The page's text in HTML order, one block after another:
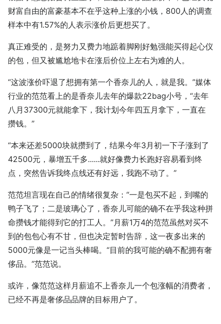
财富自由的富豪基本不在乎这种上涨的小钱，800人的调查
样本中有1.57%的人表示涨价后更想买了。
真正难受的，是努力又费力地踮着脚刚好勉强能买得起心仪
的包，但又被尴尬地卡在涨后价位上左右为难的人。
“这波涨价吓退了想拥有第一个香奈儿的人，就是我。”媒体
行业的范范看上的是香奈儿去年的爆款22bag小号，“去年
八月37300元就能拿下，我计划今年四五月拿下，一直在
攒钱。”
“本来还差5000块就攒到了，结果今年3月初一下子涨到了
42500元，暴增五千多......就好像费力长跑好容易看到终
点，突然告诉我终点线还有好远，我跑不动了。”
范范坦言现在自己的情绪很复杂：“一是包买不起，到嘴的
鸭子飞了；二是玻璃心了，香奈儿可能的确不在乎我这种拼
命攒钱才能得到它的打工人。”月薪1万4的范范虽然对买不
到的包包心有不甘，但也决定暂时告辞，这一夜多出来的
5000元像是一记当头棒喝。“目前的我可能的确不配拥有奢
侈品。”范范说。
或许，像范范这样月薪追不上香奈儿一个包涨幅的消费者，
已经不再是奢侈品品牌的目标用户了。